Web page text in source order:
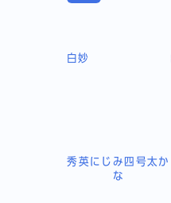
白妙
秀英にじみ四号太か
な